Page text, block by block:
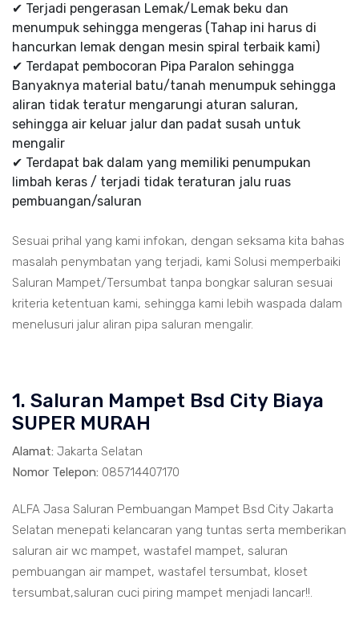
✔ Terjadi pengerasan Lemak/Lemak beku dan
menumpuk sehingga mengeras (Tahap ini harus di
hancurkan lemak dengan mesin spiral terbaik kami)
✔ Terdapat pembocoran Pipa Paralon sehingga
Banyaknya material batu/tanah menumpuk sehingga
aliran tidak teratur mengarungi aturan saluran,
sehingga air keluar jalur dan padat susah untuk
mengalir
✔ Terdapat bak dalam yang memiliki penumpukan
limbah keras / terjadi tidak teraturan jalu ruas
pembuangan/saluran
Sesuai prihal yang kami infokan, dengan seksama kita bahas
masalah penymbatan yang terjadi, kami Solusi memperbaiki
Saluran Mampet/Tersumbat tanpa bongkar saluran sesuai
kriteria ketentuan kami, sehingga kami lebih waspada dalam
menelusuri jalur aliran pipa saluran mengalir.
1. Saluran Mampet Bsd City Biaya
SUPER MURAH
Alamat: Jakarta Selatan
Nomor Telepon: 085714407170
ALFA Jasa Saluran Pembuangan Mampet Bsd City Jakarta
Selatan menepati kelancaran yang tuntas serta memberikan
saluran air wc mampet, wastafel mampet, saluran
pembuangan air mampet, wastafel tersumbat, kloset
tersumbat,saluran cuci piring mampet menjadi lancar!!.